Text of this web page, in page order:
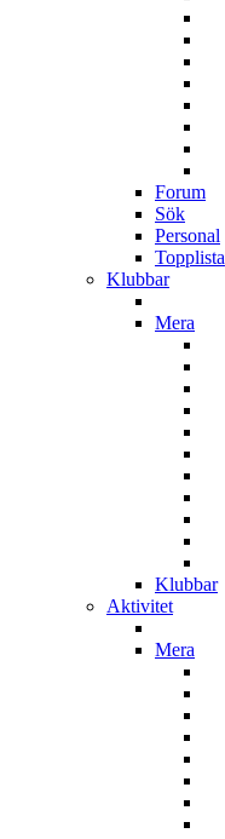
Forum
Sök
Personal
Topplista
Klubbar
Mera
Klubbar
Aktivitet
Mera